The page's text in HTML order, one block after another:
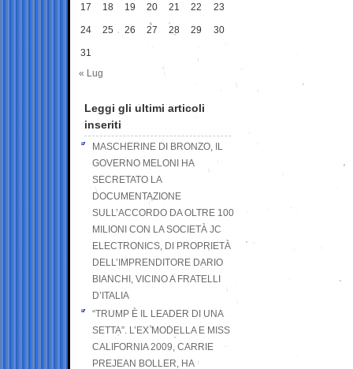
17 18 19 20 21 22 23
24 25 26 27 28 29 30
31
« Lug
Leggi gli ultimi articoli
inseriti
MASCHERINE DI BRONZO, IL
GOVERNO MELONI HA
SECRETATO LA
DOCUMENTAZIONE
SULL’ACCORDO DA OLTRE 100
MILIONI CON LA SOCIETÀ JC
ELECTRONICS, DI PROPRIETÀ
DELL’IMPRENDITORE DARIO
BIANCHI, VICINO A FRATELLI
D’ITALIA
“TRUMP È IL LEADER DI UNA
SETTA”. L’EX MODELLA E MISS
CALIFORNIA 2009, CARRIE
PREJEAN BOLLER, HA